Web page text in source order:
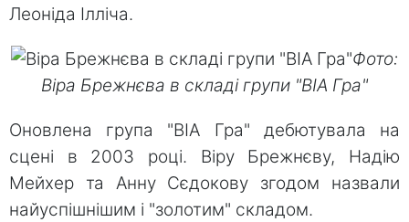
Леоніда Ілліча.
Фото:
Віра Брежнєва в складі групи "ВІА Гра"
Оновлена ​​група "ВІА Гра" дебютувала на
сцені в 2003 році. Віру Брежнєву, Надію
Мейхер та Анну Сєдокову згодом назвали
найуспішнішим і "золотим" складом.